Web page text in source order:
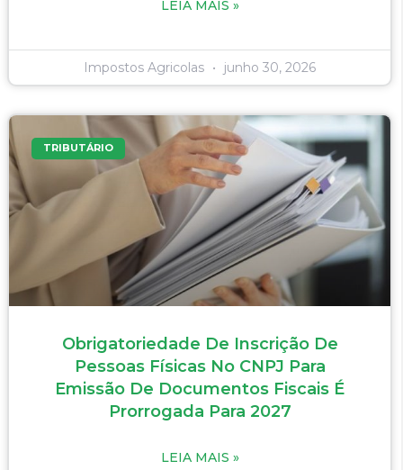
LEIA MAIS »
Impostos Agricolas junho 30, 2026
TRIBUTÁRIO
Obrigatoriedade De Inscrição De
Pessoas Físicas No CNPJ Para
Emissão De Documentos Fiscais É
Prorrogada Para 2027
LEIA MAIS »